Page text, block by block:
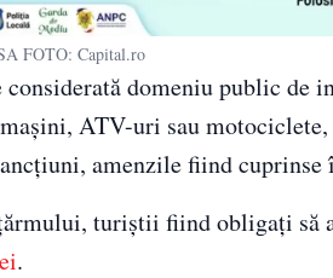
FOTO: Capital.ro
considerată domeniu public de
ATV-uri sau
amenzile fiind
turiștii fiind obligați să
.